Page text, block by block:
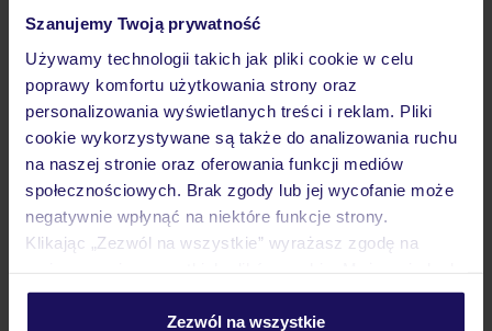
Szanujemy Twoją prywatność
Używamy technologii takich jak pliki cookie w celu
poprawy komfortu użytkowania strony oraz
personalizowania wyświetlanych treści i reklam. Pliki
cookie wykorzystywane są także do analizowania ruchu
na naszej stronie oraz oferowania funkcji mediów
społecznościowych. Brak zgody lub jej wycofanie może
negatywnie wpłynąć na niektóre funkcje strony.
Klikając „Zezwól na wszystkie” wyrażasz zgodę na
personalizować swój wybór wchodząc w zakładkę
Zezwól na wszystkie
Opinie
Pokoje
Wyżywienie
Atrakcje